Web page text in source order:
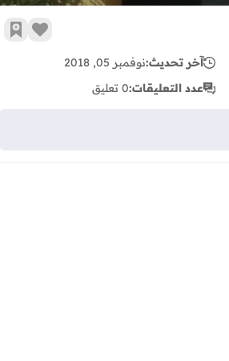
زر
آخر تحديث:نوفمبر 05, 2018
عدد التعليقات:0 تعليق